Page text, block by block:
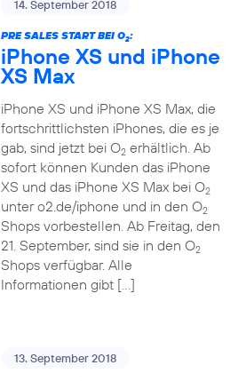
14. September 2018
PRE SALES START BEI O2:
iPhone XS und iPhone
XS Max
iPhone XS und iPhone XS Max, die
fortschrittlichsten iPhones, die es je
gab, sind jetzt bei O2erhältlich. Ab
sofort können Kunden das iPhone
XS und das iPhone XS Max bei O2
unter o2.de/iphone und in den O2
Shops vorbestellen. Ab Freitag, den
21. September, sind sie in den O2
Shops verfügbar. Alle
Informationen gibt […]
13. September 2018